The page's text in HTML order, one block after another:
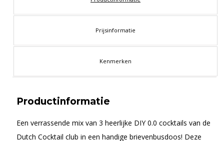
Prijsinformatie
Kenmerken
Productinformatie
Een verrassende mix van 3 heerlijke DIY 0.0 cocktails van de
Dutch Cocktail club in een handige brievenbusdoos! Deze